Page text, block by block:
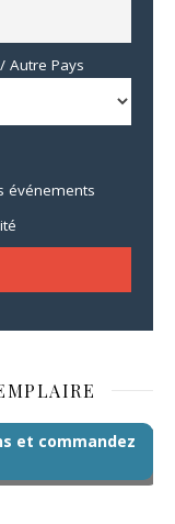
Autre Pays
événements
et commandez